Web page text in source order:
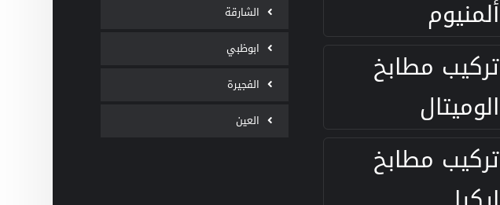
ألمنيوم
تركيب مطابخ
الوميتال
تركيب مطابخ
الشارقة
ابوظبي
الفجيرة
العين